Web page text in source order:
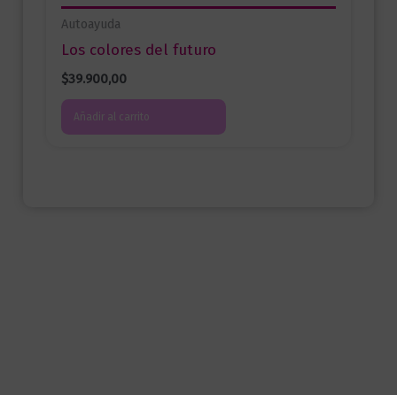
Autoayuda
Los colores del futuro
$39.900,00
Añadir al carrito